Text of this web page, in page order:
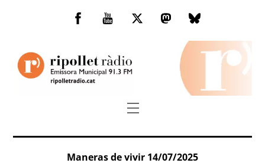
Facebook
You
TwitterMastodonBluesky
Menu
Maneras de vivir 14/07/2025